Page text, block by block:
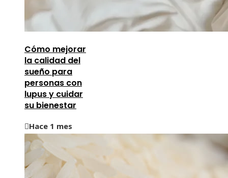
Cómo mejorar
la calidad del
sueño para
personas con
lupus y cuidar
su bienestar
Hace 1 mes